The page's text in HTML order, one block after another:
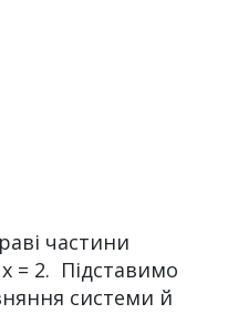
частини
= 2. Підставимо
системи й